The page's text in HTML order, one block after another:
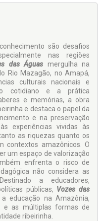
são desafios
nas regiões
das Águas mergulha na
Rio Mazagão, no Amapá,
culturais nacionais e
o cotidiano e a prática
e memórias, a obra
e destaca o papel da
e na preservação
experiências vividas às
as riquezas quanto os
contextos amazônicos. O
um espaço de valorização
enfrenta o risco de
não considera as
a educadores,
públicas, Vozes das
educação na Amazônia,
e as múltiplas formas de
ribeirinha.